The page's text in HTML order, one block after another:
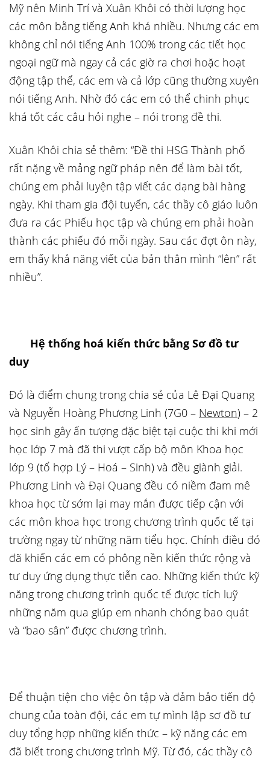
Mỹ nên Minh Trí và Xuân Khôi có thời lượng học
các môn bằng tiếng Anh khá nhiều. Nhưng các em
không chỉ nói tiếng Anh 100% trong các tiết học
ngoại ngữ mà ngay cả các giờ ra chơi hoặc hoạt
động tập thể, các em và cả lớp cũng thường xuyên
nói tiếng Anh. Nhờ đó các em có thể chinh phục
khá tốt các câu hỏi nghe – nói trong đề thi.
Xuân Khôi chia sẻ thêm: “Đề thi HSG Thành phố
rất nặng về mảng ngữ pháp nên để làm bài tốt,
chúng em phải luyện tập viết các dạng bài hàng
ngày. Khi tham gia đội tuyển, các thầy cô giáo luôn
đưa ra các Phiếu học tập và chúng em phải hoàn
thành các phiếu đó mỗi ngày. Sau các đợt ôn này,
em thấy khả năng viết của bản thân mình “lên” rất
nhiều”.
Hệ thống hoá kiến thức bằng Sơ đồ tư
duy
Đó là điểm chung trong chia sẻ của Lê Đại Quang
và Nguyễn Hoàng Phương Linh (7G0 – Newton) – 2
học sinh gây ấn tượng đặc biệt tại cuộc thi khi mới
học lớp 7 mà đã thi vượt cấp bộ môn Khoa học
lớp 9 (tổ hợp Lý – Hoá – Sinh) và đều giành giải.
Phương Linh và Đại Quang đều có niềm đam mê
khoa học từ sớm lại may mắn được tiếp cận với
các môn khoa học trong chương trình quốc tế tại
trường ngay từ những năm tiểu học. Chính điều đó
đã khiến các em có phông nền kiến thức rộng và
tư duy ứng dụng thực tiễn cao. Những kiến thức kỹ
năng trong chương trình quốc tế được tích luỹ
những năm qua giúp em nhanh chóng bao quát
và “bao sân” được chương trình.
Để thuận tiện cho việc ôn tập và đảm bảo tiến độ
chung của toàn đội, các em tự mình lập sơ đồ tư
duy tổng hợp những kiến thức – kỹ năng các em
đã biết trong chương trình Mỹ. Từ đó, các thầy cô